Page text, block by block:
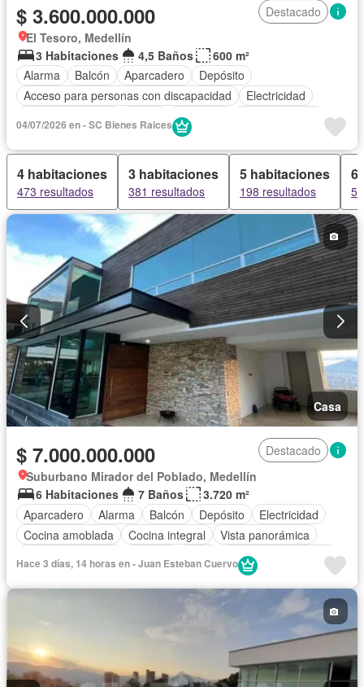
$ 3.600.000.000
Destacado
El Tesoro, Medellín
3 Habitaciones
4,5 Baños
600 m²
Alarma
Balcón Aparcadero
Depósito
Acceso para personas con discapacidad
Electricidad
Barbecue
Seguridad privada
Piscina
Agua
04/07/2026 en - SC Bienes Raices
4 habitaciones
473 resultados
3 habitaciones
381 resultados
5 habitaciones
198 resultados
6
Casa
$ 7.000.000.000
Destacado
Suburbano Mirador del Poblado, Medellín
6 Habitaciones
7 Baños
3.720 m²
Aparcadero
Alarma Balcón Depósito
Electricidad
Cocina amoblada
Cocina integral
Vista panorámica
Caseta de vigilancia
Hace 3 días, 14 horas en - Juan Esteban Cuervo